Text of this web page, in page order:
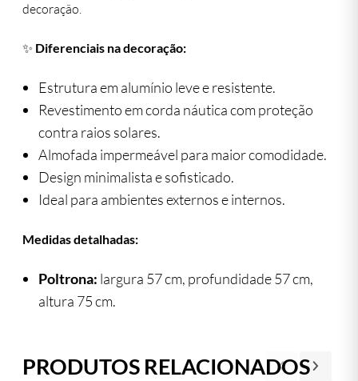
decoração.
✨ Diferenciais na decoração:
Estrutura em alumínio leve e resistente.
Revestimento em corda náutica com proteção
contra raios solares.
Almofada impermeável para maior comodidade.
Design minimalista e sofisticado.
Ideal para ambientes externos e internos.
Medidas detalhadas:
Poltrona: largura 57 cm, profundidade 57 cm,
altura 75 cm.
PRODUTOS RELACIONADOS